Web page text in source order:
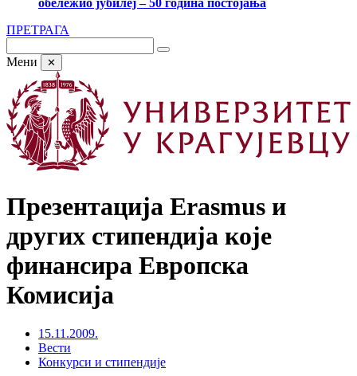
обележио јубилеј – 50 година постојања
ПРЕТРАГА
Мени ✕
Презентација Erasmus и
других стипендија које
финансира Европска
Комисија
15.11.2009.
Вести
Конкурси и стипендије